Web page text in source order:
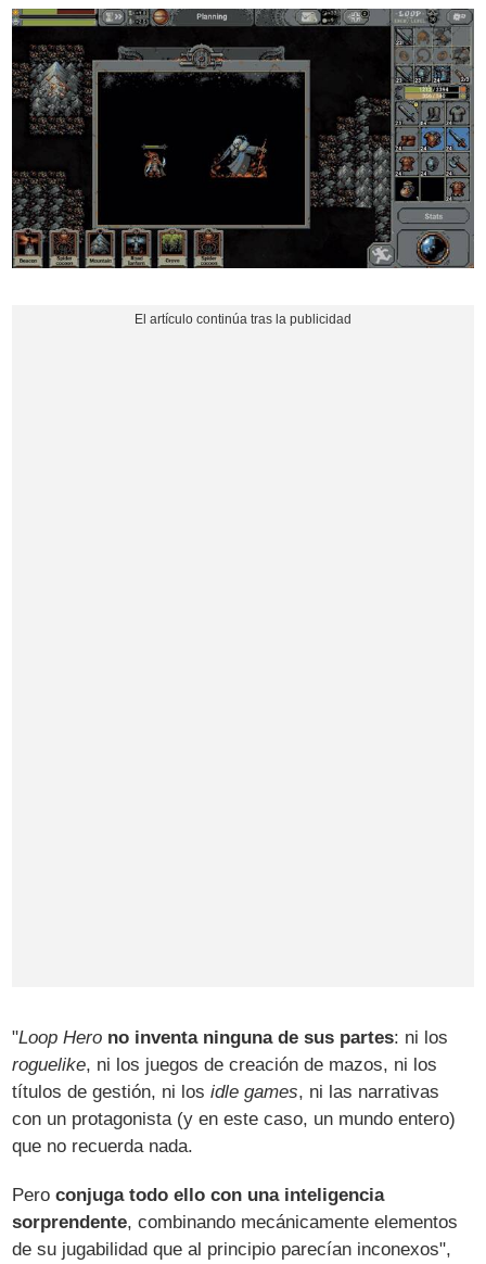
"Loop Hero no inventa ninguna de sus partes: ni los
roguelike, ni los juegos de creación de mazos, ni los
títulos de gestión, ni losidle games, ni las narrativas
con un protagonista (y en este caso, un mundo entero)
que no recuerda nada.
Peroconjuga todo ello con una inteligencia
sorprendente, combinando mecánicamente elementos
de su jugabilidad que al principio parecían inconexos",